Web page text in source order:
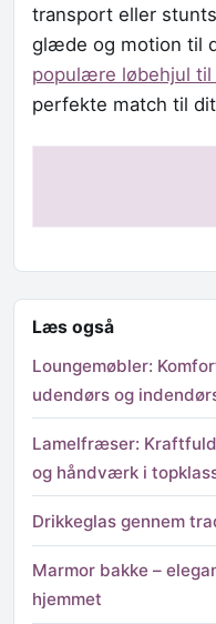
transport eller
glæde og motion til
populære løbehjul til
perfekte match til
Læs også
Loungemøbler:
udendørs og
Lamelfræser:
og håndværk i
Drikkeglas gennem
Marmor bakke –
hjemmet